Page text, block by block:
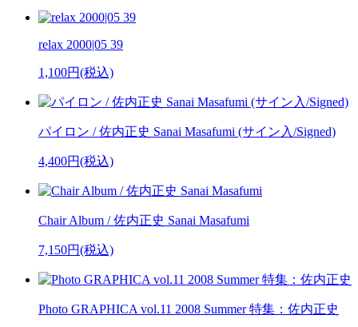
relax 2000|05 39
1,100円(税込)
パイロン / 佐内正史 Sanai Masafumi (サイン入/Signed)
4,400円(税込)
Chair Album / 佐内正史 Sanai Masafumi
7,150円(税込)
Photo GRAPHICA vol.11 2008 Summer 特集：佐内正史